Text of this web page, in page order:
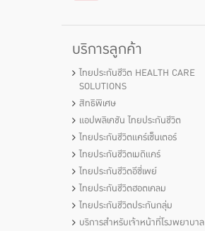
บริการลูกค้า
ไทยประกันชีวิต HEALTH CARE
SOLUTIONS
สิทธิพิเศษ
แอปพลิเคชัน ไทยประกันชีวิต
ไทยประกันชีวิตแคร์เซ็นเตอร์
ไทยประกันชีวิตเมดิแคร์
ไทยประกันชีวิตอีซี่เพย์
ไทยประกันชีวิตฮอตเคลม
ไทยประกันชีวิตประกันกลุ่ม
บริการสำหรับเจ้าหน้าที่โรงพยาบาล